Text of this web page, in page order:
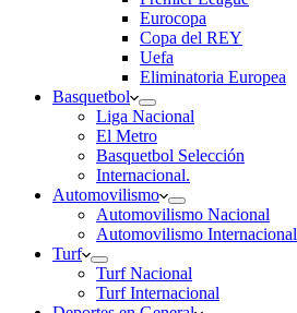
Eurocopa
Copa del REY
Uefa
Eliminatoria Europea
Basquetbol
Liga Nacional
El Metro
Basquetbol Selección
Internacional.
Automovilismo
Automovilismo Nacional
Automovilismo Internacional
Turf
Turf Nacional
Turf Internacional